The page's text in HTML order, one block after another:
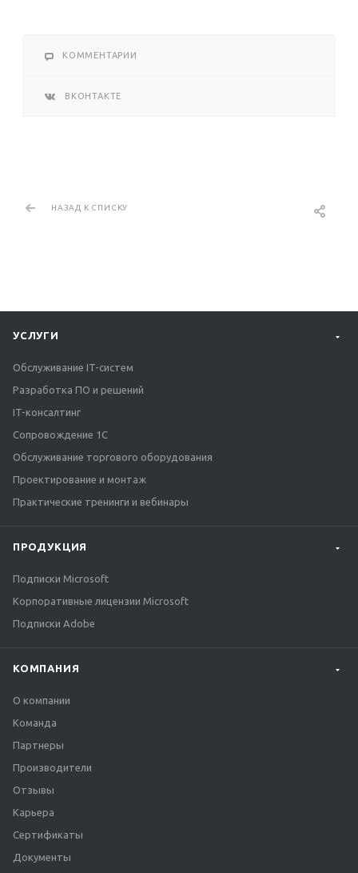
КОММЕНТАРИИ
ВКОНТАКТЕ
НАЗАД К СПИСКУ
УСЛУГИ
Обслуживание IT-систем
Разработка ПО и решений
IT-консалтинг
Сопровождение 1С
Обслуживание торгового оборудования
Проектирование и монтаж
Практические тренинги и вебинары
ПРОДУКЦИЯ
Подписки Microsoft
Корпоративные лицензии Microsoft
Подписки Adobe
КОМПАНИЯ
О компании
Команда
Партнеры
Производители
Отзывы
Карьера
Сертификаты
Документы